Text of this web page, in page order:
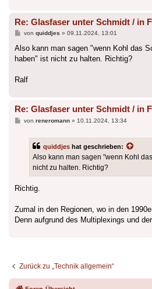
Re: Glasfaser unter Schmidt / in
Beitrag
von quiddjes » 09.11.2024, 13:01
Also kann man sagen "wenn Kohl das
haben" ist nicht zu halten. Richtig?
Ralf
Re: Glasfaser unter Schmidt / in
Beitrag
von reneromann» 10.11.2024, 13:34
quiddjes hat geschrieben:
Also kann man sagen "wenn Kohl
nicht zu halten. Richtig?
Richtig.
Zumal in den Regionen, wo in den
Denn aufgrund des Multiplexings und
Zurück zu „Technik allgemein“